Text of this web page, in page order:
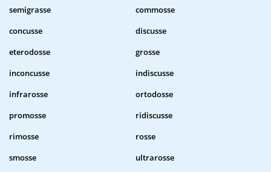
semigrasse
commosse
concusse
discusse
eterodosse
grosse
inconcusse
indiscusse
infrarosse
ortodosse
promosse
ridiscusse
rimosse
rosse
smosse
ultrarosse